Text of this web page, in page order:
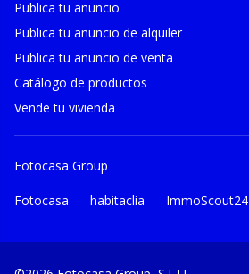
Publica tu anuncio
Publica tu anuncio de alquiler
Publica tu anuncio de venta
Catálogo de productos
Vende tu vivienda
Fotocasa Group
Fotocasa habitaclia ImmoScout24